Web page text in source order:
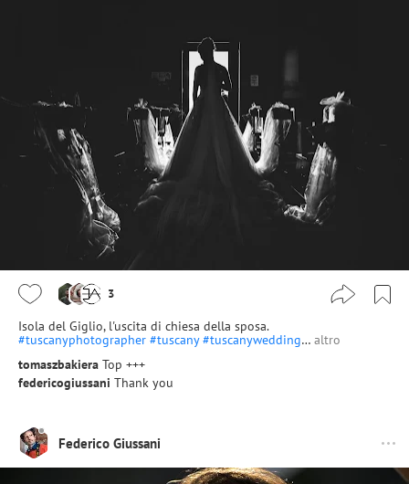
3
Isola del Giglio, l'uscita di chiesa della sposa.
#tuscanyphotographer #tuscany #tuscanywedding… altro
tomaszbakiera Top +++
federicogiussani Thank you
Federico Giussani